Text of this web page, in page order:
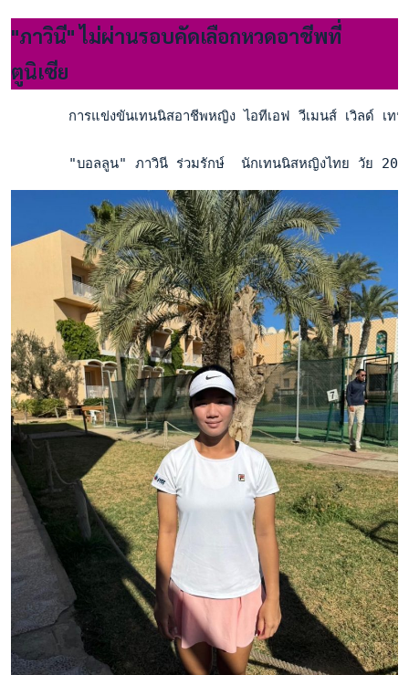
"ภาวินี" ไม่ผ่านรอบคัดเลือกหวดอาชีพที่
ตูนิเซีย
การแข่งขันเทนนิสอาชีพหญิง ไอทีเอฟ วีเมนส์ เวิลด์ เท
"บอลลูน" ภาวินี ร่วมรักษ์  นักเทนนิสหญิงไทย วัย 20